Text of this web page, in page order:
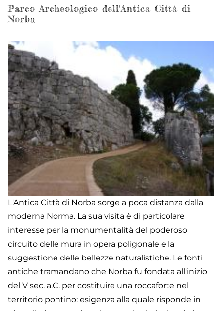
Parco Archeologico dell'Antica Città di
Norba
L'Antica Città di Norba sorge a poca distanza dalla
moderna Norma. La sua visita è di particolare
interesse per la monumentalità del poderoso
circuito delle mura in opera poligonale e la
suggestione delle bellezze naturalistiche. Le fonti
antiche tramandano che Norba fu fondata all'inizio
del V sec. a.C. per costituire una roccaforte nel
territorio pontino: esigenza alla quale risponde in